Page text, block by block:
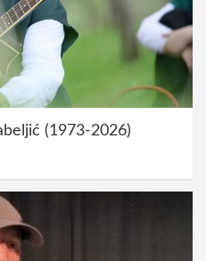
(1973-2026)